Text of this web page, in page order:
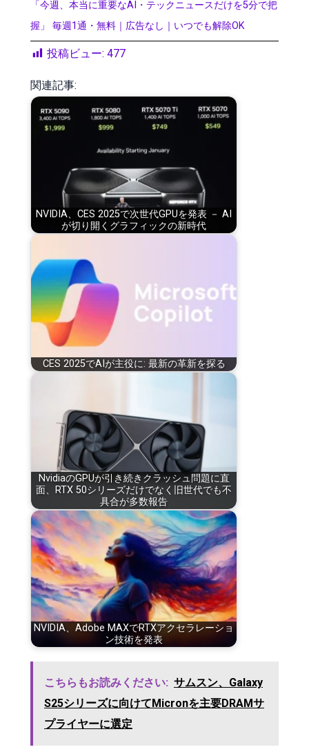
「今週、本当に重要なAI・テックニュースだけを5分で把
握」 毎週1通・無料｜広告なし｜いつでも解除OK
投稿ビュー: 477
関連記事:
NVIDIA、CES 2025で次世代GPUを発表 － AI
が切り開くグラフィックの新時代
CES 2025でAIが主役に: 最新の革新を探る
NvidiaのGPUが引き続きクラッシュ問題に直
面、RTX 50シリーズだけでなく旧世代でも不
具合が多数報告
NVIDIA、Adobe MAXでRTXアクセラレーショ
ン技術を発表
こちらもお読みください: サムスン、Galaxy
S25シリーズに向けてMicronを主要DRAMサ
プライヤーに選定